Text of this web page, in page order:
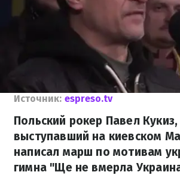
Источник: espreso.tv
Польский рокер Павел Кукиз,
выступавший на киевском
написал марш по мотивам
гимна "Ще не вмерла